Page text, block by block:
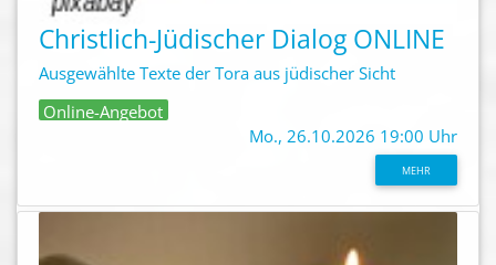
Christlich-Jüdischer Dialog ONLINE
Ausgewählte Texte der Tora aus jüdischer Sicht
Online-Angebot
Mo., 26.10.2026 19:00 Uhr
MEHR